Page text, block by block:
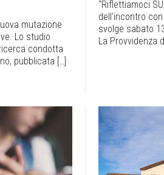
mutazione
Lo studio
condotta
pubblicata […]
“Riflettiamoci
dell’incontro
svolge sabato
La Provvidenza